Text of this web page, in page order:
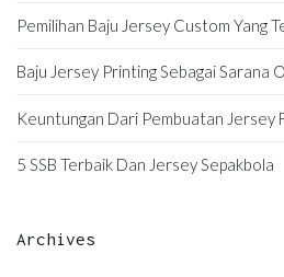
Pemilihan Baju Jersey Custom Yang
Baju Jersey Printing Sebagai Sarana
Keuntungan Dari Pembuatan Jersey
5 SSB Terbaik Dan Jersey Sepakbola
Archives